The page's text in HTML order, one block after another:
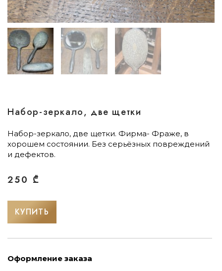
Набор-зеркало, две щетки
Набор-зеркало, две щетки. Фирма- Фраже, в
хорошем состоянии. Без серьёзных повреждений
и дефектов.
250 ₾
КУПИТЬ
Оформление заказа